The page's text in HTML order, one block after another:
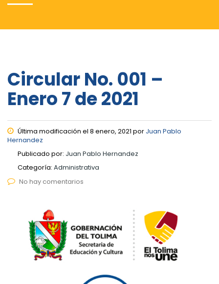
Circular No. 001 –
Enero 7 de 2021
Última modificación el 8 enero, 2021 por Juan Pablo
Hernandez
Publicado por: Juan Pablo Hernandez
Categoría: Administrativa
No hay comentarios